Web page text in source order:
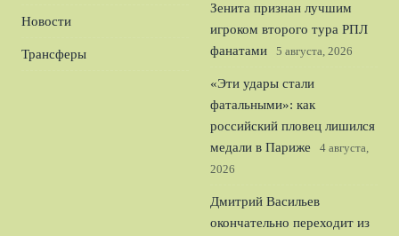
Новости
Трансферы
Зенита признан лучшим
игроком второго тура РПЛ
фанатами
5 августа, 2026
«Эти удары стали
фатальными»: как
российский пловец лишился
медали в Париже
4 августа,
2026
Дмитрий Васильев
окончательно переходит из